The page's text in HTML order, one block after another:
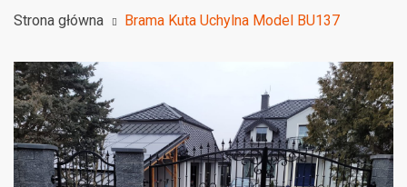
Strona główna Brama Kuta Uchylna Model BU137